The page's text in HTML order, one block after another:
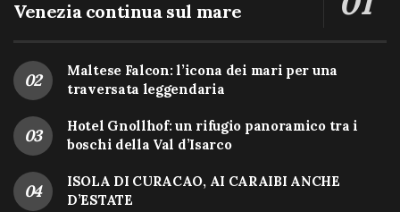
Venezia continua sul mare
Maltese Falcon: l’icona dei mari per una
traversata leggendaria
Hotel Gnollhof: un rifugio panoramico tra i
boschi della Val d’Isarco
ISOLA DI CURACAO, AI CARAIBI ANCHE
D’ESTATE